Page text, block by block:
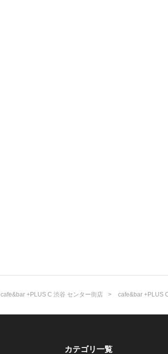
cafe&bar +PLUS C 渋谷 センター街店 cafe&bar +PLUS
カテゴリ一覧